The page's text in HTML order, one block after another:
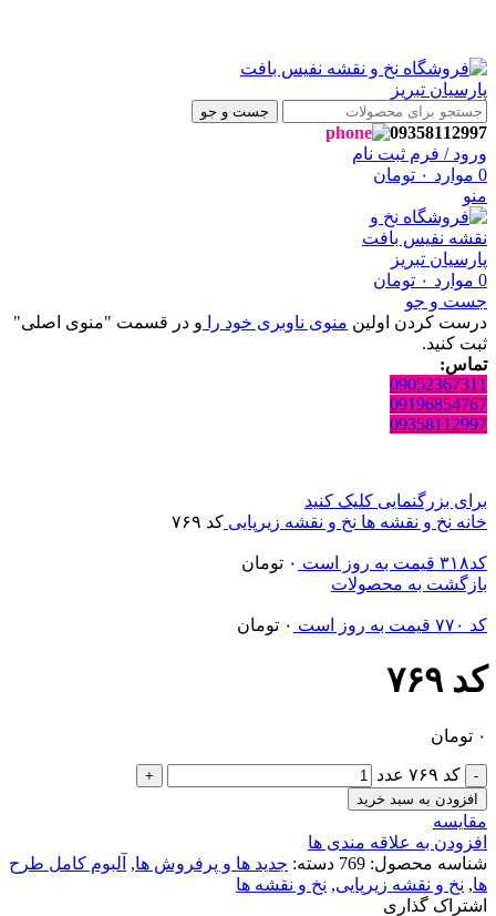
جست و جو
09358112997
ورود / فرم ثبت نام
0 موارد ۰ تومان
منو
0 موارد ۰ تومان
جست و جو
درست کردن اولین منوی ناوبری خود را و در قسمت "منوی اصلی"
ثبت کنید.
تماس:
09052367311
09196854767
09358112997
برای بزرگنمایی کلیک کنید
خانه نخ و نقشه ها نخ و نقشه زیرپایی کد ۷۶۹
کد۳۱۸ قیمت به روز است ۰ تومان
بازگشت به محصولات
کد ۷۷۰ قیمت به روز است ۰ تومان
کد ۷۶۹
۰ تومان
کد ۷۶۹ عدد
افزودن به سبد خرید
مقایسه
افزودن به علاقه مندی ها
شناسه محصول: 769 دسته: جدید ها و پرفروش ها, آلبوم کامل طرح
ها, نخ و نقشه زیرپایی, نخ و نقشه ها
اشتراک گذاری